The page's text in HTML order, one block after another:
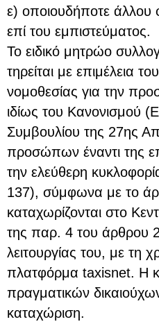
ε) οποιουδήποτε άλλου
επί του εμπιστεύματος.
Το ειδικό μητρώο
τηρείται με επιμέλεια
νομοθεσίας για την
ιδίως του Κανονισμού
Συμβουλίου της 27ης
προσώπων έναντι της
την ελεύθερη
137), σύμφωνα με το
καταχωρίζονται στο
της παρ. 4 του άρθρου
λειτουργίας του, με τη
πλατφόρμα taxisnet. Η
πραγματικών
καταχώριση.